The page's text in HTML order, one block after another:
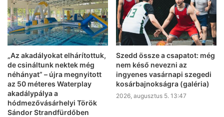
„Az akadályokat elhárítottuk,
de csináltunk nektek még
néhányat” – újra megnyitott
az 50 méteres Waterplay
akadálypálya a
hódmezővásárhelyi Török
Sándor Strandfürdőben
Szedd össze a csapatot: még
nem késő nevezni az
ingyenes vasárnapi szegedi
kosárbajnokságra (galéria)
2026, augusztus 5. 13:47